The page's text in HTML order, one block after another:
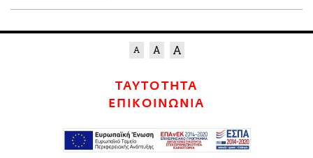
ΤΑΥΤΟΤΗΤΑ
ΕΠΙΚΟΙΝΩΝΙΑ